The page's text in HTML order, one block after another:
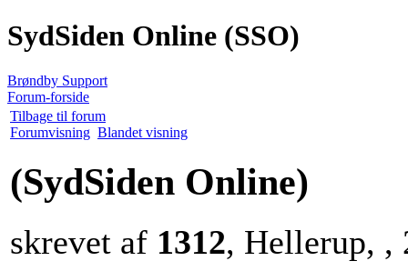
SydSiden Online (SSO)
Brøndby Support
Forum-forside
Tilbage til forum
Forumvisning Blandet visning
(SydSiden Online)
skrevet af 1312, Hellerup, ,